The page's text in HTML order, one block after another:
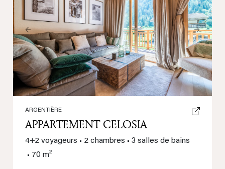
Previous Next
ARGENTIÈRE
APPARTEMENT CELOSIA
4+2 voyageurs • 2 chambres • 3 salles de bains
• 70 m²